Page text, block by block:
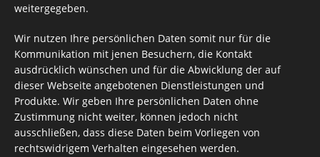
weitergegeben.
Wir nutzen Ihre persönlichen Daten somit nur für die
Kommunikation mit jenen Besuchern, die Kontakt
ausdrücklich wünschen und für die Abwicklung der auf
dieser Webseite angebotenen Dienstleistungen und
Produkte. Wir geben Ihre persönlichen Daten ohne
Zustimmung nicht weiter, können jedoch nicht
ausschließen, dass diese Daten beim Vorliegen von
rechtswidrigem Verhalten eingesehen werden.